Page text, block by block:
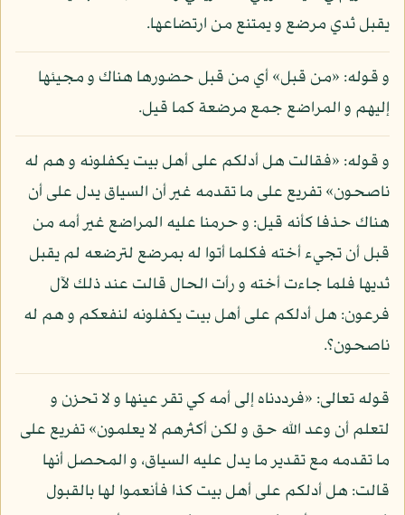
يقبل ثدي مرضع و يمتنع من ارتضاعها.
و قوله: «من قبل» أي من قبل حضورها هناك و مجيئها
إليهم و المراضع جمع مرضعة كما قيل.
و قوله: «فقالت هل أدلكم على أهل بيت يكفلونه و هم له
ناصحون» تفريع على ما تقدمه غير أن السياق يدل على أن
هناك حذفا كأنه قيل: و حرمنا عليه المراضع غير أمه من
قبل أن تجيء أخته فكلما أتوا له بمرضع لترضعه لم يقبل
ثديها فلما جاءت أخته و رأت الحال قالت عند ذلك لآل
فرعون: هل أدلكم على أهل بيت يكفلونه لنفعكم و هم له
ناصحون؟.
قوله تعالى: «فرددناه إلى أمه كي تقر عينها و لا تحزن و
لتعلم أن وعد الله حق و لكن أكثرهم لا يعلمون» تفريع على
ما تقدمه مع تقدير ما يدل عليه السياق، و المحصل أنها
قالت: هل أدلكم على أهل بيت كذا فأنعموا لها بالقبول